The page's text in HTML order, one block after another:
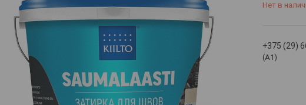
Нет в
+375 (29)
(A1)